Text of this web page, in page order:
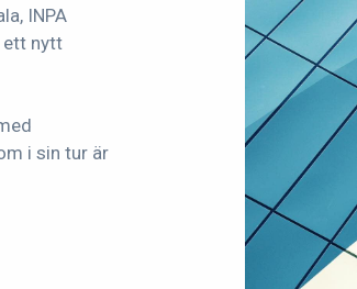
INPA
ett nytt
i sin tur är